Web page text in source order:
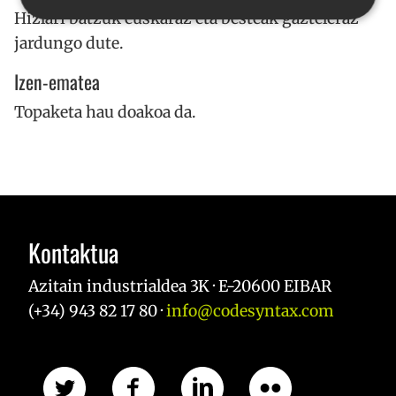
Hizlari batzuk euskaraz eta besteak gazteleraz
jardungo dute.
Izen-ematea
Topaketa hau doakoa da.
Kontaktua
Azitain industrialdea 3K · E-20600 EIBAR
(+34) 943 82 17 80 ·info@codesyntax.com
Strictly necessary cookies allow core website
Domeinua